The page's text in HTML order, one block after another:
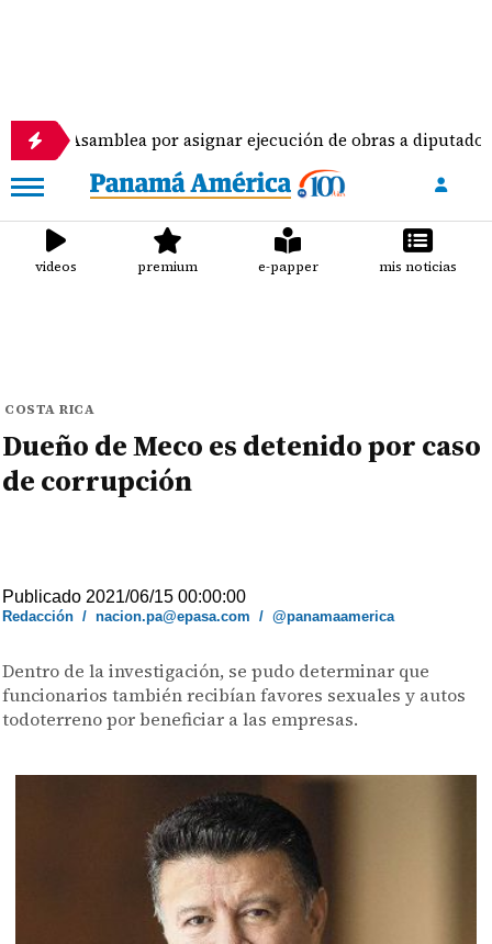
por asignar ejecución de obras a diputados
videos premium e-papper mis noticias
COSTA RICA
Dueño de Meco es detenido por caso
de corrupción
Publicado 2021/06/15 00:00:00
Redacción /nacion.pa@epasa.com /@panamaamerica
Dentro de la investigación, se pudo determinar que
funcionarios también recibían favores sexuales y autos
todoterreno por beneficiar a las empresas.